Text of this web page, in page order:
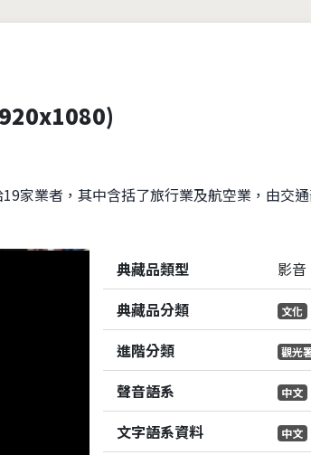
家業者，其中含括了旅行業及航空業，由交
典藏品類型
影音
典藏品分類
文化
進階分類 觀光
聲音語系 中文
文字語系資料 中文